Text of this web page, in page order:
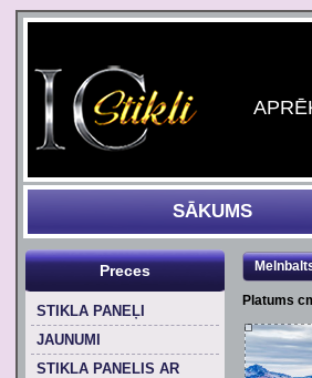
SĀKUMS
Platums
Preces
STIKLA PANEĻI
JAUNUMI
STIKLA PANELIS AR